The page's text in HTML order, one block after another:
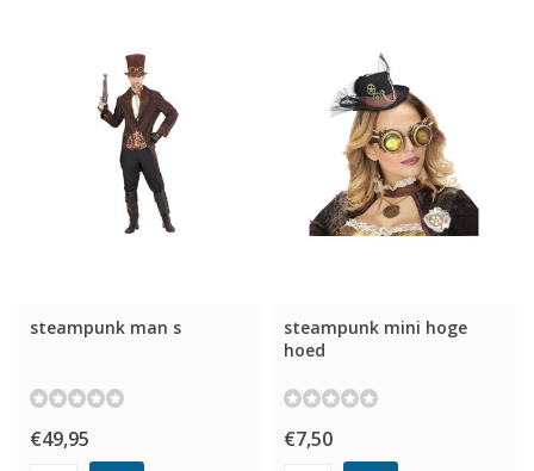
steampunk man s
€49,95
steampunk mini hoge
hoed
€7,50